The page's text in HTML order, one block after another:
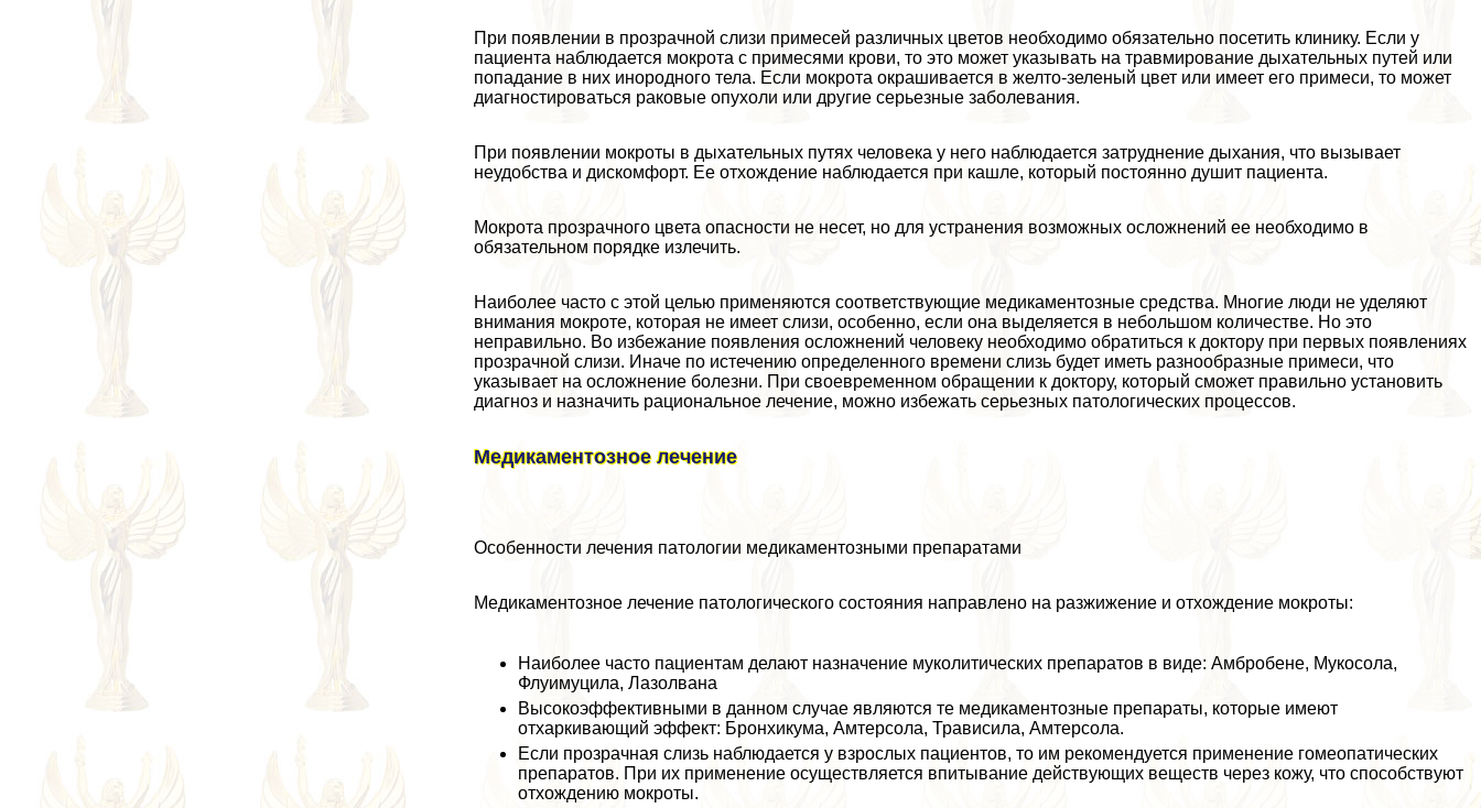
При появлении в прозрачной слизи примесей различных цветов необходимо обязательно посетить клинику. Если у
пациента наблюдается мокрота с примесями крови, то это может указывать на травмирование дыхательных путей или
попадание в них инородного тела. Если мокрота окрашивается в желто-зеленый цвет или имеет его примеси, то может
диагностироваться paковые опухоли или другие серьезные заболевания.
При появлении мокроты в дыхательных путях человека у него наблюдается затруднение дыхания, что вызывает
неудобства и дискомфорт. Ее отхождение наблюдается при кашле, который постоянно душит пациента.
Мокрота прозрачного цвета опасности не несет, но для устранения возможных осложнений ее необходимо в
обязательном порядке излечить.
Наиболее часто с этой целью применяются соответствующие медикаментозные средства. Многие люди не уделяют
внимания мокроте, которая не имеет слизи, особенно, если она выделяется в небольшом количестве. Но это
неправильно. Во избежание появления осложнений человеку необходимо обратиться к доктору при первых появлениях
прозрачной слизи. Иначе по истечению определенного времени слизь будет иметь разнообразные примеси, что
указывает на осложнение болезни. При своевременном обращении к доктору, который сможет правильно установить
диагноз и назначить рациональное лечение, можно избежать серьезных патологических процессов.
Медикаментозное лечение
Особенности лечения патологии медикаментозными препаратами
Медикаментозное лечение патологического состояния направлено на разжижение и отхождение мокроты:
Наиболее часто пациентам делают назначение муколитических препаратов в виде: Амбробене, Мукосола,
Флуимуцила, Лазолвана
Высокоэффективными в данном случае являются те медикаментозные препараты, которые имеют
отхаркивающий эффект: Бронхикума, Амтерсола, Трависила, Амтерсола.
Если прозрачная слизь наблюдается у взрослых пациентов, то им рекомендуется применение гомеопатических
препаратов. При их применение осуществляется впитывание действующих веществ через кожу, что способствуют
отхождению мокроты.